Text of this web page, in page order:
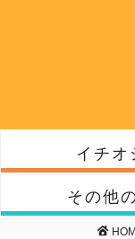
イチオ
その他